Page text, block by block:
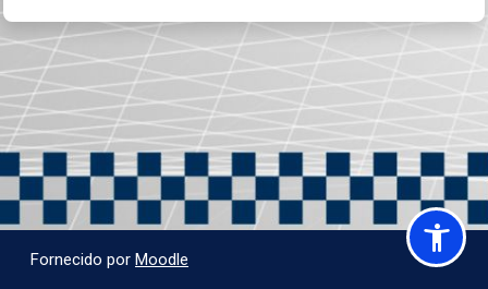
Fornecido por Moodle